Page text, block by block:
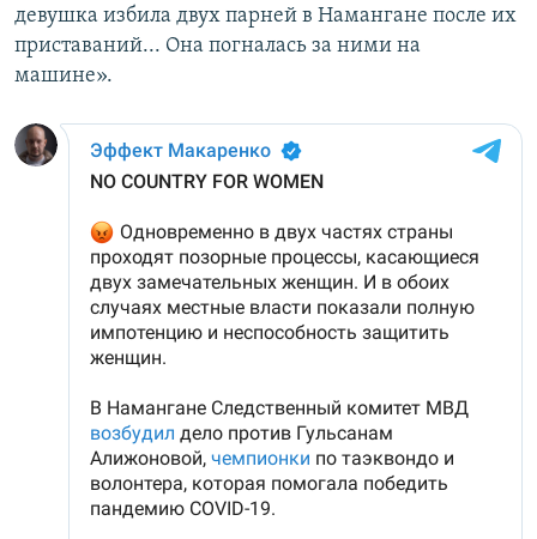
девушка избила двух парней в Намангане после их
приставаний... Она погналась за ними на
машине».